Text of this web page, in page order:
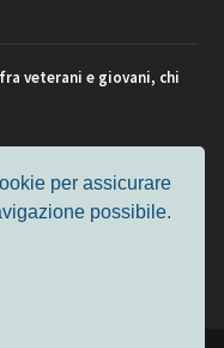
veterani e giovani, chi
Parigi 2026
per assicurare
possibile.